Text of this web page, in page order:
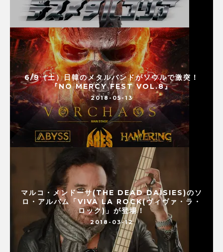
6/9（土）日韓のメタルバンドがソウルで激突！
『NO MERCY FEST VOL.8』
2018-05-13
マルコ・メンドーサ(THE DEAD DAISIES)のソ
ロ・アルバム「VIVA LA ROCK(ヴィヴァ・ラ・
ロック)」が登場！
2018-03-12